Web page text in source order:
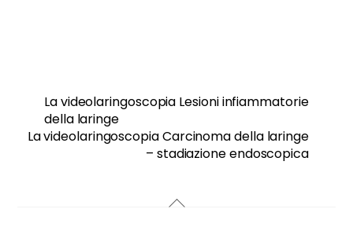
La videolaringoscopia Lesioni infiammatorie
della laringe
La videolaringoscopia Carcinoma della laringe
– stadiazione endoscopica